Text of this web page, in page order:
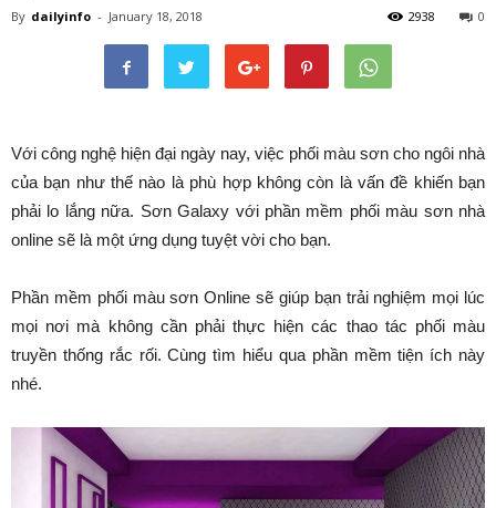
By dailyinfo - January 18, 2018 0
2938
Với công nghệ hiện đại ngày nay, việc phối màu sơn cho ngôi nhà
của bạn như thế nào là phù hợp không còn là vấn đề khiến bạn
phải lo lắng nữa. Sơn Galaxy với phần mềm phối màu sơn nhà
online sẽ là một ứng dụng tuyệt vời cho bạn.
Phần mềm phối màu sơn Online sẽ giúp bạn trải nghiệm mọi lúc
mọi nơi mà không cần phải thực hiện các thao tác phối màu
truyền thống rắc rối. Cùng tìm hiểu qua phần mềm tiện ích này
nhé.